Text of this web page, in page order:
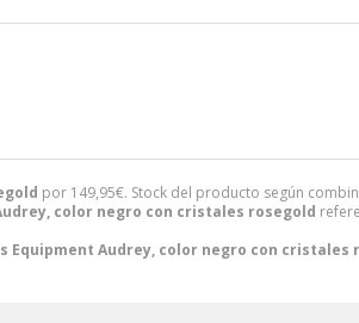
por 149,95€. Stock del producto según
color negro con cristales rosegold
Equipment Audrey, color negro con cristales